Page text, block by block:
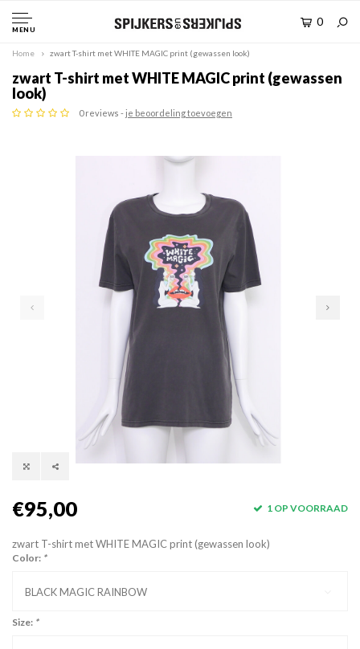
MENU
0
Home zwart T-shirt met WHITE MAGIC print (gewassen look)
zwart T-shirt met WHITE MAGIC print (gewassen
look)
0 reviews -je beoordeling toevoegen
€95,00 1 OP VOORRAAD
zwart T-shirt met WHITE MAGIC print (gewassen look)
Color: *
BLACK MAGIC RAINBOW
Size: *